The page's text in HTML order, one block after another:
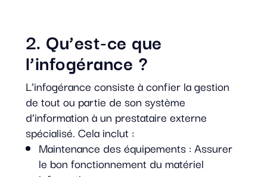
2. Qu’est-ce que
l’infogérance ?
L’infogérance consiste à confier la gestion
de tout ou partie de son système
d’information à un prestataire externe
spécialisé. Cela inclut :
Maintenance des équipements : Assurer
le bon fonctionnement du matériel